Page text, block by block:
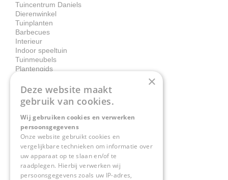
Tuincentrum Daniels
Dierenwinkel
Tuinplanten
Barbecues
Interieur
Indoor speeltuin
Tuinmeubels
Plantengids
Contact
Tuincentrum Daniëls
Herkenbosserweg 4
6063 NL Vlodrop
0475-534298
×
Deze website maakt
gebruik van cookies.
Wij gebruiken cookies en verwerken
persoonsgegevens
Onze website gebruikt cookies en
vergelijkbare technieken om informatie over
uw apparaat op te slaan en/of te
raadplegen. Hierbij verwerken wij
persoonsgegevens zoals uw IP-adres,